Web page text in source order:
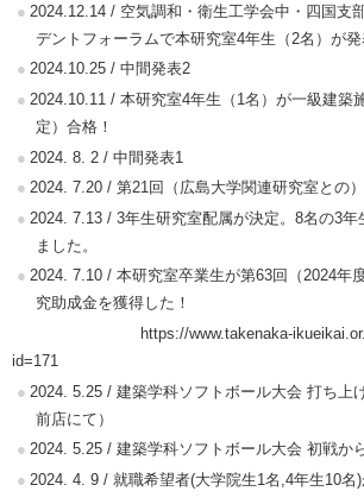
2024.12.14 / 空気調和・衛生工学会中・四国支
デントフォーラムで本研究室4年生（2名）が発
2024.10.25 / 中間発表2
2024.10.11 / 本研究室4年生（1名）が一級建築
定）合格！
2024. 8. 2 / 中間発表1
2024. 7.20 / 第21回（広島大学関連研究室との
2024. 7.13 / 3年生研究室配属が決定。8名の3年
ました。
2024. 7.10 / 本研究室卒業生が第63回（2024年
究助成金を獲得した！
https://www.takenaka-ikueikai.or.jp/
id=171
2024. 5.25 / 建築学科ソフトボール大会 打ち上
前店にて）
2024. 5.25 / 建築学科ソフトボール大会 初戦か
2024. 4. 9 / 就職希望者(大学院生1名,4年生10名